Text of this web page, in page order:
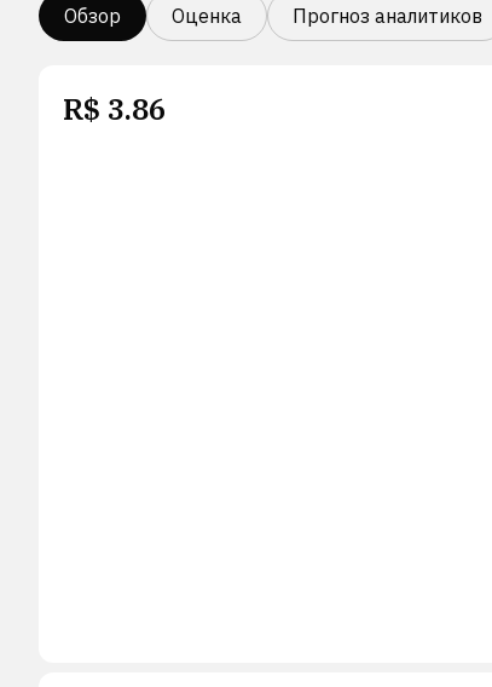
Обзор Оценка Прогноз аналитиков
R$ 3.86